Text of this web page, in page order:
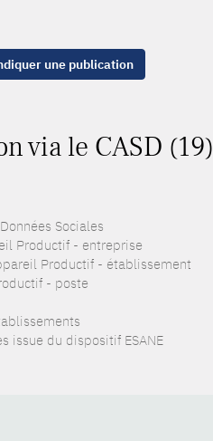
une publication
via le CASD (19)
Sociales
Productif - entreprise
Productif - établissement
- poste
issue du dispositif ESANE